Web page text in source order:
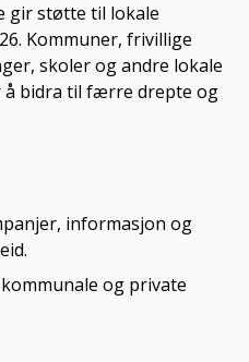
gir støtte til lokale
Kommuner, frivillige
skoler og andre lokale
å bidra til færre drepte og
informasjon og
og private